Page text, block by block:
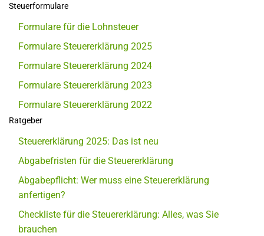
Steuerformulare
Formulare für die Lohnsteuer
Formulare Steuererklärung 2025
Formulare Steuererklärung 2024
Formulare Steuererklärung 2023
Formulare Steuererklärung 2022
Ratgeber
Steuererklärung 2025: Das ist neu
Abgabefristen für die Steuererklärung
Abgabepflicht: Wer muss eine Steuererklärung
anfertigen?
Checkliste für die Steuererklärung: Alles, was Sie
brauchen